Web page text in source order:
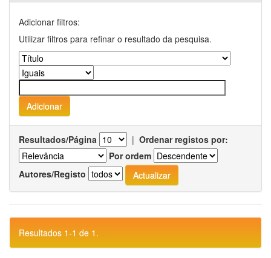
Adicionar filtros:
Utilizar filtros para refinar o resultado da pesquisa.
Resultados/Página | Ordenar registos por:
Por ordem
Autores/Registo
Resultados 1-1 de 1.